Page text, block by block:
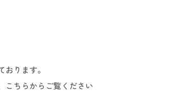
ります。
こちらからご覧ください